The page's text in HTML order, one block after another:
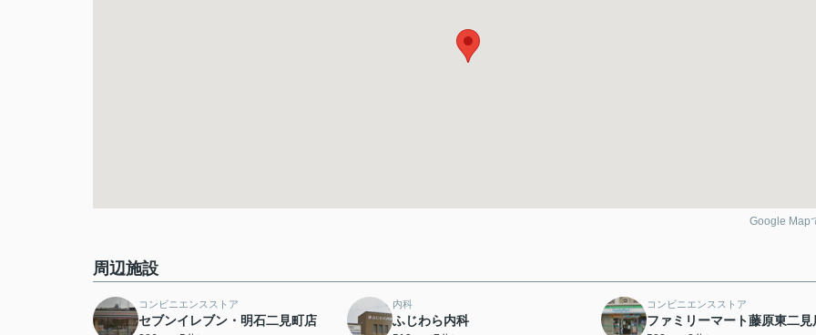
Google Map
周辺施設
コンビニエンスストア
セブンイレブン・明石二見町店
内科
ふじわら内科
コンビニエンスストア
ファミリーマート藤原東二見